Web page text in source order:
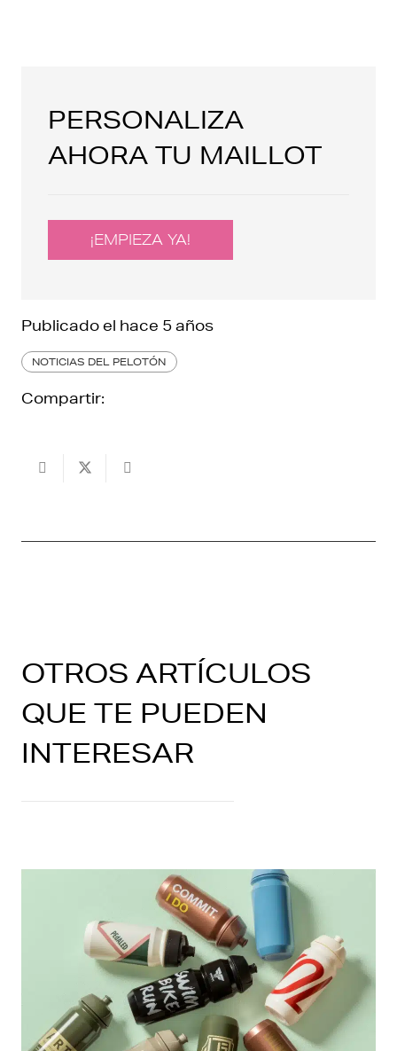
PERSONALIZA
AHORA TU MAILLOT
¡EMPIEZA YA!
Publicado el hace 5 años
NOTICIAS DEL PELOTÓN
Compartir:
OTROS ARTÍCULOS
QUE TE PUEDEN
INTERESAR